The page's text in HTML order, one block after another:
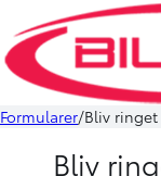
Formularer Bliv
Bliv